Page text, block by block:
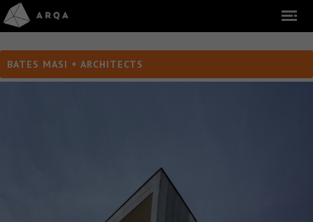
BATES MASI + ARCHITECTS